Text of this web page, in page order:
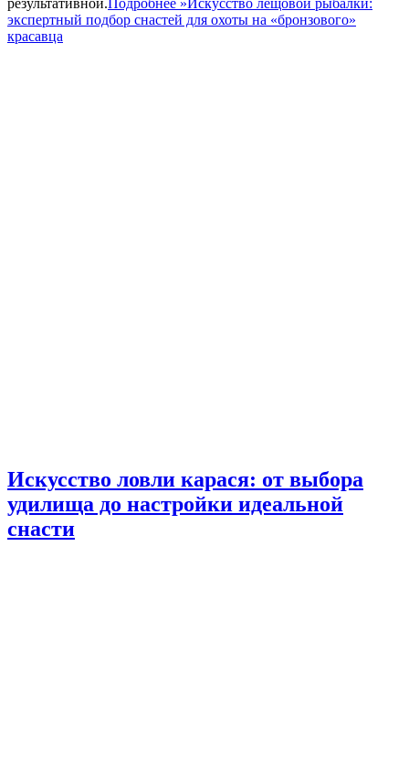
результативной. Подробнее » Искусство лещовой рыбалки:
экспертный подбор снастей для охоты на «бронзового»
красавца
Искусство ловли карася: от выбора
удилища до настройки идеальной
снасти